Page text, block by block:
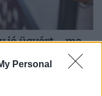
Personal
jó ügyért – ma
akció
füzetek illatát és a